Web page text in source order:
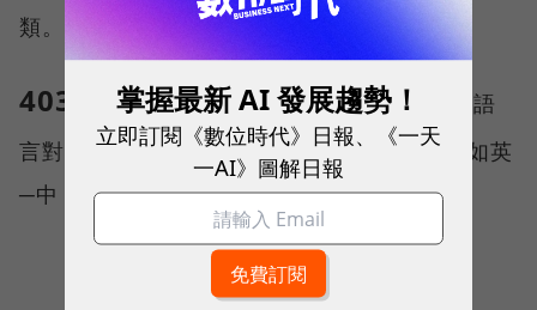
類。
403****2**：**Google翻譯所支援的「語
言對」(language pairs，翻譯語言組合，比如英
─中，中─英為2組)數量。
掌握最新 AI 發展趨勢！
立即訂閱《數位時代》日報、《一天
一AI》圖解日報